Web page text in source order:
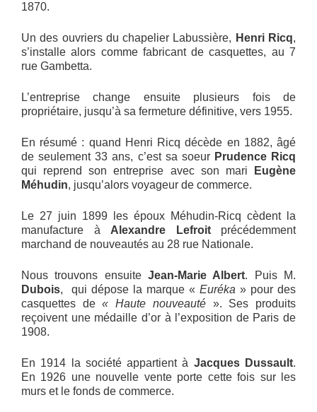
1870.
Un des ouvriers du chapelier Labussière, Henri Ricq,
s’installe alors comme fabricant de casquettes, au 7
rue Gambetta.
L’entreprise change ensuite plusieurs fois de
propriétaire, jusqu’à sa fermeture définitive, vers 1955.
En résumé : quand Henri Ricq décède en 1882, âgé
de seulement 33 ans, c’est sa soeur Prudence Ricq
qui reprend son entreprise avec son mari
Eugène
Méhudin, jusqu’alors voyageur de commerce.
Le 27 juin 1899 les époux Méhudin-Ricq cèdent la
manufacture à Alexandre Lefroit précédemment
marchand de nouveautés au 28 rue Nationale.
Nous trouvons ensuite Jean-Marie Albert. Puis M.
Dubois, qui dépose la marque « Euréka » pour des
casquettes de« Haute nouveauté ». Ses produits
reçoivent une médaille d’or à l’exposition de Paris de
1908.
En 1914 la société appartient à Jacques Dussault.
En 1926 une nouvelle vente porte cette fois sur les
murs et le fonds de commerce.